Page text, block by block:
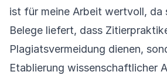
ist für meine Arbeit wertvoll, da
Belege liefert, dass
Plagiatsvermeidung dienen,
Etablierung wissenschaftlicher